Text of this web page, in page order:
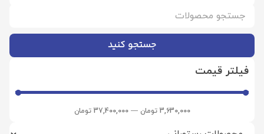
جستجو کنید
فیلتر قیمت
3,630,000 تومان —
37,400,000 تومان